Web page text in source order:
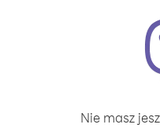
Nie masz